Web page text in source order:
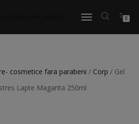
TOGGLE
0
cosmetice fara parabeni / Corp / Gel
Lapte Magarita 250ml